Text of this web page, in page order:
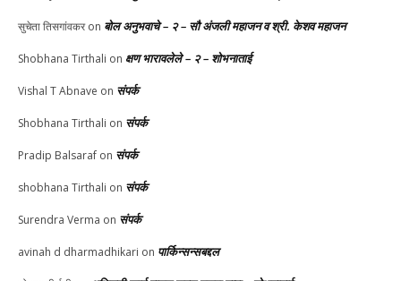
सुचेता तिसगांवकरon बोल अनुभवाचे – २ – सौ अंजली महाजन व श्री. केशव महाजन
Shobhana Tirthali on क्षण भारावलेले – २ – शोभनाताई
Vishal T Abnave on संपर्क
Shobhana Tirthali on संपर्क
Pradip Balsaraf on संपर्क
shobhana Tirthali on संपर्क
Surendra Verma on संपर्क
avinah d dharmadhikari on पार्किन्सन्सबद्दल